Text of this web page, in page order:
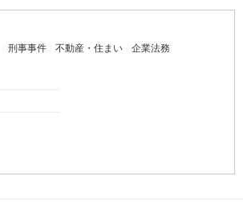
刑事事件 不動産・住まい 企業法務